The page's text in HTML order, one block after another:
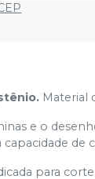
Material
e o
de
para